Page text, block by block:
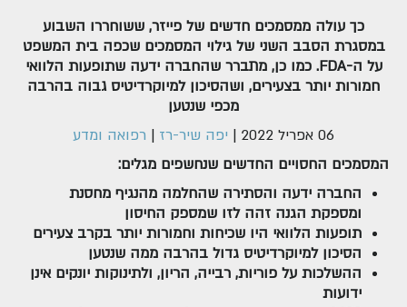
כך עולה ממסמכים חדשים של פייזר, ששוחררו השבוע
במסגרת הסבב השני של גילוי המסמכים שכפה בית המשפט
על ה-FDA. כמו כן, מתברר שהחברה ידעה שתופעות הלוואי
חמורות יותר בצעירים, ושהסיכון למיוקרדיטיס גבוה בהרבה
מכפי שנטען
06 אפריל 2022
| יפה שיר-רז | רפואה ומדע
המסמכים החסויים החדשים שנחשפים מגלים:
החברה ידעה והסתירה שהחלמה מהנגיף מחסנת
ומספקת הגנה זהה לזו שמספק החיסון
תופעות הלוואי היו שכיחות וחמורות יותר בקרב צעירים
הסיכון למיוקרדיטיס גדול בהרבה ממה שנטען
ההשלכות על פוריות, רבייה, הריון, ולתינוקות יונקים אינן
ידועות